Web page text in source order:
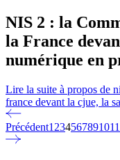
NIS 2 : la
la France
numérique en
Lire la suite à propos de
france devant la cjue, la
Précédent1 234567891011